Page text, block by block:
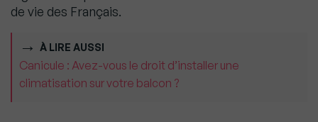
de vie des Français.
À LIRE AUSSI
Canicule : Avez-vous le droit d’installer une
climatisation sur votre balcon ?